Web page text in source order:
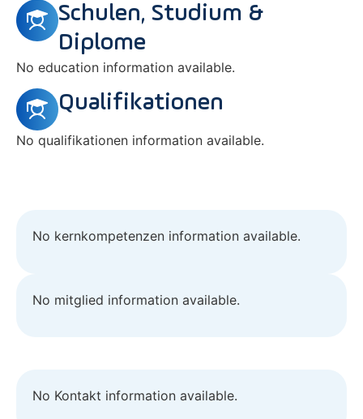
Schulen, Studium &
Diplome
No education information available.
Qualifikationen
No qualifikationen information available.
No kernkompetenzen information available.
No mitglied information available.
No Kontakt information available.